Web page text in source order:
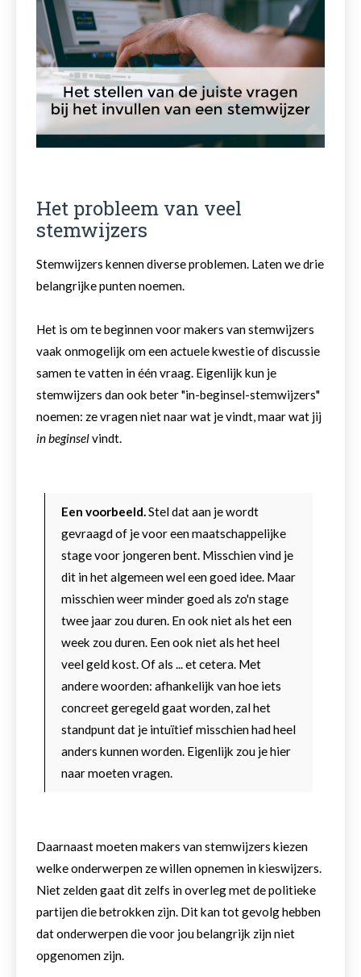
Het probleem van veel
stemwijzers
Stemwijzers kennen diverse problemen. Laten we drie
belangrijke punten noemen.
Het is om te beginnen voor makers van stemwijzers
vaak onmogelijk om een actuele kwestie of discussie
samen te vatten in één vraag. Eigenlijk kun je
stemwijzers dan ook beter "in-beginsel-stemwijzers"
noemen: ze vragen niet naar wat je vindt, maar wat jij
in beginselvindt.
Een voorbeeld.Stel dat aan je wordt
gevraagd of je voor een maatschappelijke
stage voor jongeren bent. Misschien vind je
dit in het algemeen wel een goed idee. Maar
misschien weer minder goed als zo'n stage
twee jaar zou duren. En ook niet als het een
week zou duren. Een ook niet als het heel
veel geld kost. Of als ... et cetera. Met
andere woorden: afhankelijk van hoe iets
concreet geregeld gaat worden, zal het
standpunt dat je intuïtief misschien had heel
anders kunnen worden. Eigenlijk zou je hier
naar moeten vragen.
Daarnaast moeten makers van stemwijzers kiezen
welke onderwerpen ze willen opnemen in kieswijzers.
Niet zelden gaat dit zelfs in overleg met de politieke
partijen die betrokken zijn. Dit kan tot gevolg hebben
dat onderwerpen die voor jou belangrijk zijn niet
opgenomen zijn.